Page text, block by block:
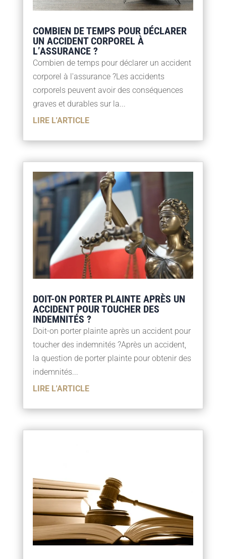
COMBIEN DE TEMPS POUR DÉCLARER
UN ACCIDENT CORPOREL À
L’ASSURANCE ?
Combien de temps pour déclarer un accident
corporel à l'assurance ?Les accidents
corporels peuvent avoir des conséquences
graves et durables sur la...
LIRE L'ARTICLE
DOIT-ON PORTER PLAINTE APRÈS UN
ACCIDENT POUR TOUCHER DES
INDEMNITÉS ?
Doit-on porter plainte après un accident pour
toucher des indemnités ?Après un accident,
la question de porter plainte pour obtenir des
indemnités...
LIRE L'ARTICLE